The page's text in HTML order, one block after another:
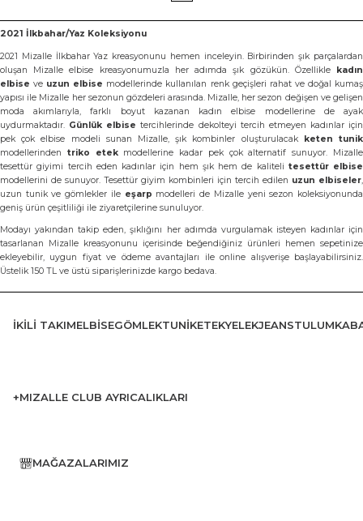
2021 İlkbahar/Yaz Koleksiyonu
2021 Mizalle İlkbahar Yaz kreasyonunu hemen inceleyin. Birbirinden şık parçalardan
oluşan Mizalle elbise kreasyonumuzla her adımda şık gözükün. Özellikle kadın
elbise ve uzun elbise modellerinde kullanılan renk geçişleri rahat ve doğal kumaş
yapısı ile Mizalle her sezonun gözdeleri arasında. Mizalle, her sezon değişen ve gelişen
moda akımlarıyla, farklı boyut kazanan kadın elbise modellerine de ayak
uydurmaktadır. Günlük elbise tercihlerinde dekolteyi tercih etmeyen kadınlar için
pek çok elbise modeli sunan Mizalle, şık kombinler oluşturulacak keten tunik
modellerinden triko etekmodellerine kadar pek çok alternatif sunuyor. Mizalle
tesettür giyimi tercih eden kadınlar için hem şık hem de kaliteli tesettür elbise
modellerini de sunuyor. Tesettür giyim kombinleri için tercih edilen uzun elbiseler,
uzun tunik ve gömlekler ile eşarp modelleri de Mizalle yeni sezon koleksiyonunda
geniş ürün çeşitliliği ile ziyaretçilerine sunuluyor.
Modayı yakından takip eden, şıklığını her adımda vurgulamak isteyen kadınlar için
tasarlanan Mizalle kreasyonunu içerisinde beğendiğiniz ürünleri hemen sepetinize
ekleyebilir, uygun fiyat ve ödeme avantajları ile online alışverişe başlayabilirsiniz.
Üstelik 150 TL ve üstü siparişlerinizde kargo bedava.
İKILI TAKIMELBISEGÖMLEKTUNIKETEKYELEKJEANSTULUM
+MIZALLE CLUB AYRICALIKLARI
MAĞAZALARIMIZ